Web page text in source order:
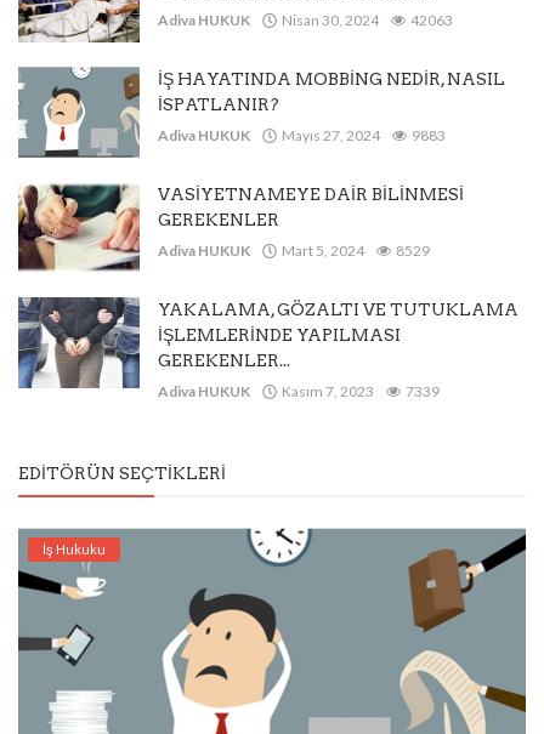
Adiva HUKUK Nisan 30, 2024 42063
İŞ HAYATINDA MOBBİNG NEDİR, NASIL
İSPATLANIR?
Adiva HUKUK Mayıs 27, 2024 9883
VASİYETNAMEYE DAİR BİLİNMESİ
GEREKENLER
Adiva HUKUK Mart 5, 2024 8529
YAKALAMA, GÖZALTI VE TUTUKLAMA
İŞLEMLERİNDE YAPILMASI
GEREKENLER...
Adiva HUKUK Kasım 7, 2023 7339
EDITÖRÜN SEÇTIKLERI
İş Hukuku